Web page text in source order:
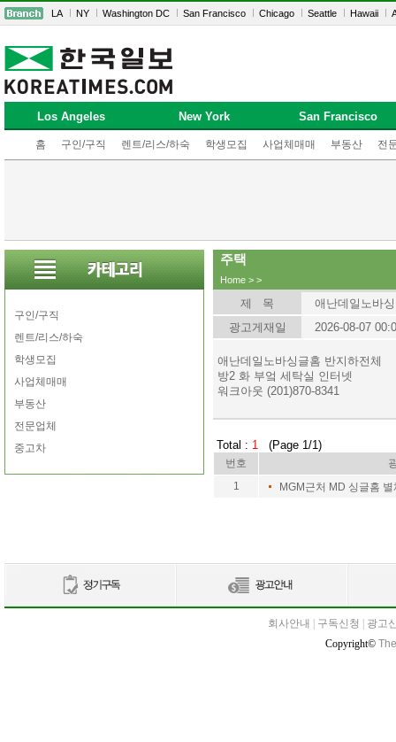
LA NY Washington DC San Francisco Chicago Seattle Hawaii
Los Angeles New York San Francisco
홈 구인/구직 렌트/리스/하숙 학생모집 사업체매매 부동산 전
구인/구직
렌트/리스/하숙
학생모집
사업체매매
부동산
전문업체
중고차
주택
Home > >
제 목
애난데일노바
광고게재일
2026-08-07
애난데일노바싱글홈 반지하전체
방2 화 부엌 세탁실 인터넷
워크아웃 (201)870-8341
Total : 1 (Page 1/1)
번호
1
MGM근처 MD 싱글홈 별
회사안내 구독신청
광고
Copyright©